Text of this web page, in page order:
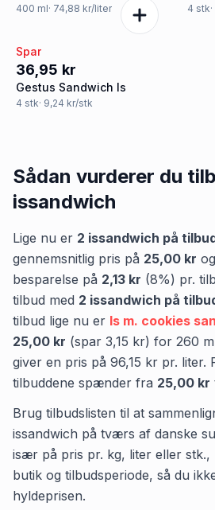
400 ml· 74,88 kr/liter 4 stk
Spar
36,95 kr
Gestus Sandwich Is
4 stk· 9,24 kr/stk
Sådan vurderer du
issandwich
Lige nu er 2 issandwich på
gennemsnitlig pris på 25,00 kr
besparelse på 2,13 kr (8%) pr.
tilbud med 2 issandwich på
tilbud lige nu er Is m. cookies
25,00 kr (spar 3,15 kr) for 260
giver en pris på 96,15 kr pr. liter.
tilbuddene spænder fra 25,00 kr
Brug tilbudslisten til at
issandwich på tværs af danske
især på pris pr. kg, liter eller stk.,
butik og tilbudsperiode, så du
hyldeprisen.